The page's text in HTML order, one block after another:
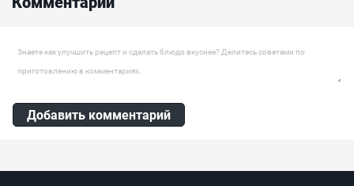
похудении и поддержании своего красивого тела и крепкого
Оставить комментарий
Добавить комментарий